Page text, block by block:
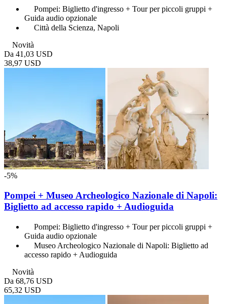
Pompei: Biglietto d'ingresso + Tour per piccoli gruppi +
Guida audio opzionale
Città della Scienza, Napoli
Novità
Da 41,03 USD
38,97 USD
-5%
Pompei + Museo Archeologico Nazionale di Napoli:
Biglietto ad accesso rapido + Audioguida
Pompei: Biglietto d'ingresso + Tour per piccoli gruppi +
Guida audio opzionale
Museo Archeologico Nazionale di Napoli: Biglietto ad
accesso rapido + Audioguida
Novità
Da 68,76 USD
65,32 USD